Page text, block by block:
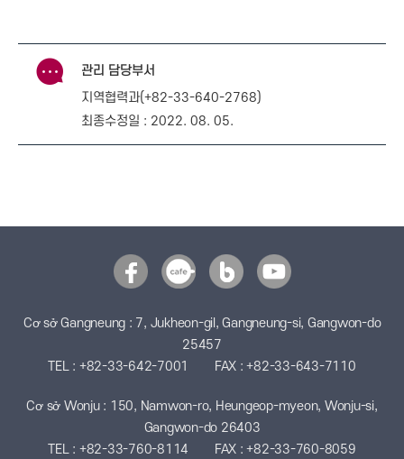
관리 담당부서
지역협력과(+82-33-640-2768)
최종수정일 : 2022. 08. 05.
Cơ sở Gangneung : 7, Jukheon-gil, Gangneung-si, Gangwon-do
25457
TEL : +82-33-642-7001
FAX : +82-33-643-7110
Cơ sở Wonju : 150, Namwon-ro, Heungeop-myeon, Wonju-si,
Gangwon-do 26403
TEL : +82-33-760-8114
FAX : +82-33-760-8059